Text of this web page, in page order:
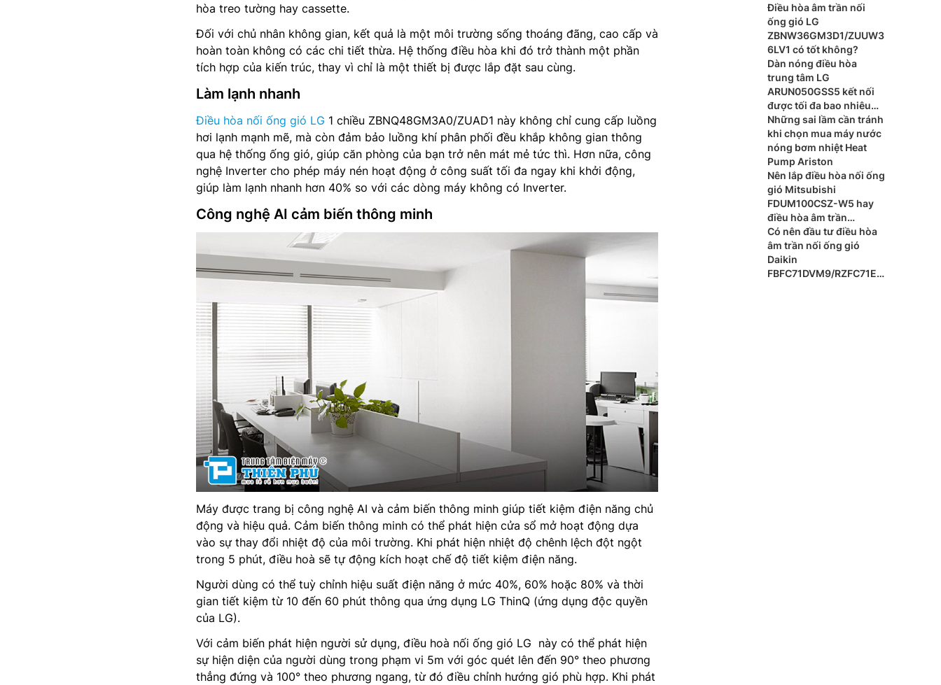
hòa treo tường hay cassette.
Đối với chủ nhân không gian, kết quả là một môi trường sống thoáng đãng, cao cấp và
hoàn toàn không có các chi tiết thừa. Hệ thống điều hòa khi đó trở thành một phần
tích hợp của kiến trúc, thay vì chỉ là một thiết bị được lắp đặt sau cùng.
Làm lạnh nhanh
Điều hòa nối ống gió LG 1 chiều ZBNQ48GM3A0/ZUAD1 này không chỉ cung cấp luồng
hơi lạnh mạnh mẽ, mà còn đảm bảo luồng khí phân phối đều khắp không gian thông
qua hệ thống ống gió, giúp căn phòng của bạn trở nên mát mẻ tức thì. Hơn nữa, công
nghệ Inverter cho phép máy nén hoạt động ở công suất tối đa ngay khi khởi động,
giúp làm lạnh nhanh hơn 40% so với các dòng máy không có Inverter.
Công nghệ AI cảm biến thông minh
Máy được trang bị công nghệ AI và cảm biến thông minh giúp tiết kiệm điện năng chủ
động và hiệu quả. Cảm biến thông minh có thể phát hiện cửa sổ mở hoạt động dựa
vào sự thay đổi nhiệt độ của môi trường. Khi phát hiện nhiệt độ chênh lệch đột ngột
trong 5 phút, điều hoà sẽ tự động kích hoạt chế độ tiết kiệm điện năng.
Người dùng có thể tuỳ chỉnh hiệu suất điện năng ở mức 40%, 60% hoặc 80% và thời
gian tiết kiệm từ 10 đến 60 phút thông qua ứng dụng LG ThinQ (ứng dụng độc quyền
của LG).
Với cảm biến phát hiện người sử dụng, điều hoà nối ống gió LG này có thể phát hiện
sự hiện diện của người dùng trong phạm vi 5m với góc quét lên đến 90° theo phương
thẳng đứng và 100° theo phương ngang, từ đó điều chỉnh hướng gió phù hợp. Khi phát
dàn lạnh?
Điều hòa âm trần nối
ống gió LG
ZBNW36GM3D1/ZUUW3
6LV1 có tốt không?
Dàn nóng điều hòa
trung tâm LG
ARUN050GSS5 kết nối
được tối đa bao nhiêu
dàn lạnh?
Những sai lầm cần tránh
khi chọn mua máy nước
nóng bơm nhiệt Heat
Pump Ariston
Nên lắp điều hòa nối ống
gió Mitsubishi
FDUM100CSZ-W5 hay
điều hòa âm trần
Mitsubishi FDT100CNZ-
W5 cho phòng khách?
Có nên đầu tư điều hòa
âm trần nối ống gió
Daikin
FBFC71DVM9/RZFC71EV